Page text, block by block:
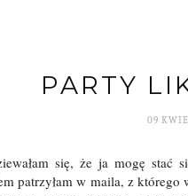
PARTY
09
się, że ja mogę stać
patrzyłam w maila, z którego